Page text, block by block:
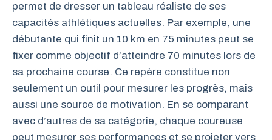
permet de dresser un tableau réaliste de ses
capacités athlétiques actuelles. Par exemple, une
débutante qui finit un 10 km en 75 minutes peut se
fixer comme objectif d’atteindre 70 minutes lors de
sa prochaine course. Ce repère constitue non
seulement un outil pour mesurer les progrès, mais
aussi une source de motivation. En se comparant
avec d’autres de sa catégorie, chaque coureuse
peut mesurer ses performances et se projeter vers